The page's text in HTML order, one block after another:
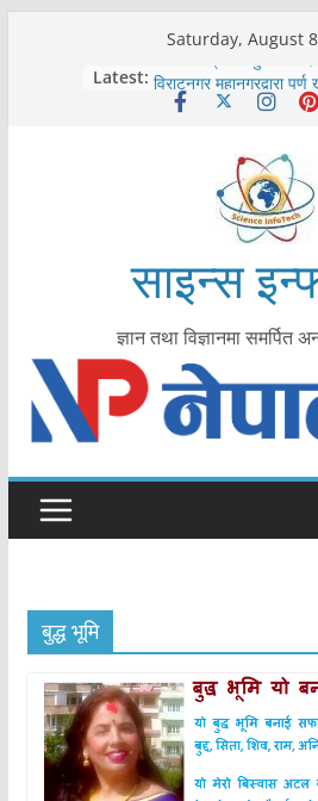
Saturday, August
Latest:
कोरोना संक्रमण पुष्टिपछि
विराटनगर महानगरद्वारा
तयारी
आयुर्वेद चिकित्सा
मुख्यमन्त्री शाह
काभ्रेपलाञ्चोकमा आयुर्वेद
साइन्स
ज्ञान तथा विज्ञानमा समर्पित
बुद्ध भूमि